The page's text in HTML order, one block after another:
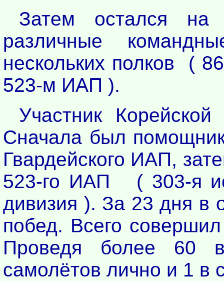
Затем остался
различные
нескольких полков (
523-м ИАП ).
Участник
Сначала был
Гвардейского ИАП,
523-го ИАП ( 303-я
дивизия ). За 23 дня в
побед. Всего
Проведя более 60
самолётов лично и 1 в